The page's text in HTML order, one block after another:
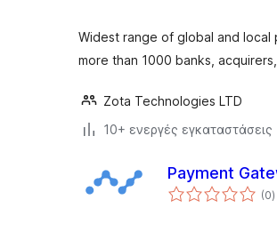
Widest range of global and
more than 1000 banks,
Zota Technologies LTD
10+ ενεργές εγκαταστάσεις
Payment
(0)